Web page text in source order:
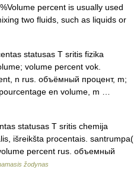
percent is usually used
two fluids, such as liquids or
statusas T sritis fizika
volume percent vok.
n rus. объёмный процент, m;
en volume, m …
statusas T sritis chemija
išreikšta procentais. santrumpa(
percent rus. объемный
žodynas